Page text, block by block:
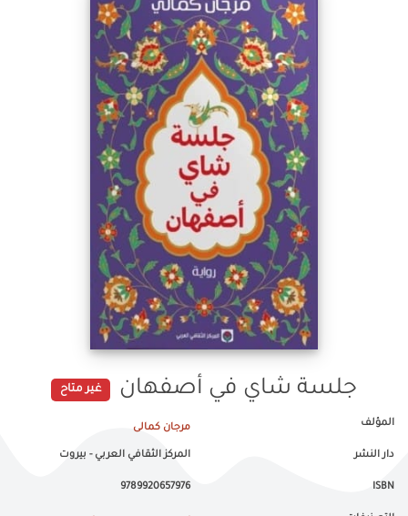
جلسة شاي في أصفهان غير متاح
المؤلف مرجان كمالى
دار النشر المركز الثقافي العربي - بيروت
ISBN
9789920657976